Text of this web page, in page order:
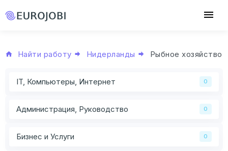
Найти работу Нидерланды Рыбное хозяйство
IT, Компьютеры, Интернет 0
Администрация, Руководство 0
Бизнес и Услуги 0